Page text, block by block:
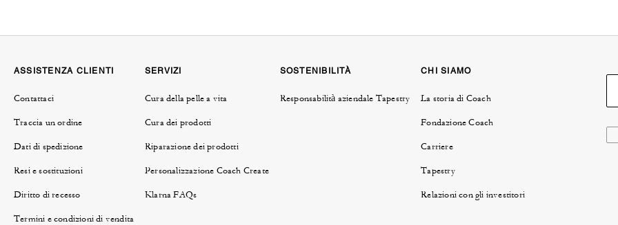
ASSISTENZA CLIENTI
Contattaci
Traccia un ordine
Dati di spedizione
Resi e sostituzioni
Diritto di recesso
Termini e condizioni di vendita
SERVIZI
Cura della pelle a vita
Cura dei prodotti
Riparazione dei prodotti
Personalizzazione Coach Create
Klarna FAQs
SOSTENIBILITÀ
Responsabilità aziendale Tapestry
CHI SIAMO
La storia di Coach
Fondazione Coach
Carriere
Tapestry
Relazioni con gli investitori